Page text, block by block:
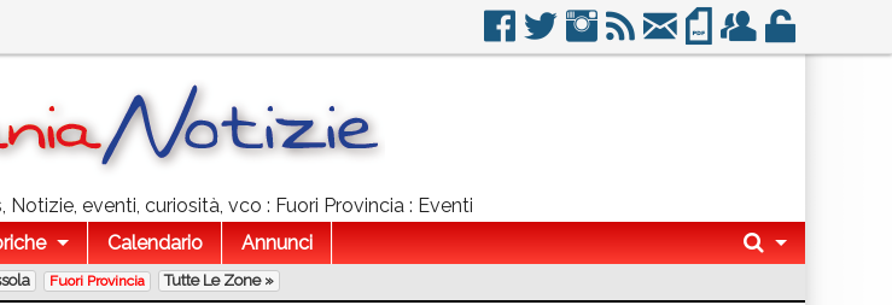
eventi, curiosità, vco : Fuori Provincia : Eventi
Calendario Annunci
Fuori Provincia Tutte Le Zone »